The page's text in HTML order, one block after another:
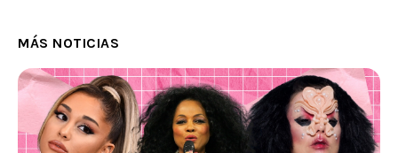
MÁS NOTICIAS